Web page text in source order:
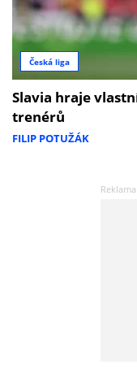
Česká liga
Slavia hraje
trenérů
FILIP POTUŽÁK